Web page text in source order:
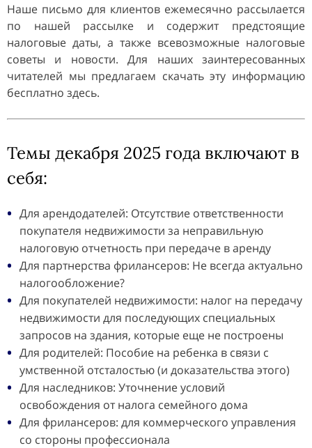
Наше письмо для клиентов ежемесячно рассылается
по нашей рассылке и содержит предстоящие
налоговые даты, а также всевозможные налоговые
советы и новости. Для наших заинтересованных
читателей мы предлагаем скачать эту информацию
бесплатно здесь.
Темы декабря 2025 года включают в
себя:
Для арендодателей: Отсутствие ответственности
покупателя недвижимости за неправильную
налоговую отчетность при передаче в аренду
Для партнерства фрилансеров: Не всегда актуально
налогообложение?
Для покупателей недвижимости: налог на передачу
недвижимости для последующих специальных
запросов на здания, которые еще не построены
Для родителей: Пособие на ребенка в связи с
умственной отсталостью (и доказательства этого)
Для наследников: Уточнение условий
освобождения от налога семейного дома
Для фрилансеров: для коммерческого управления
со стороны профессионала